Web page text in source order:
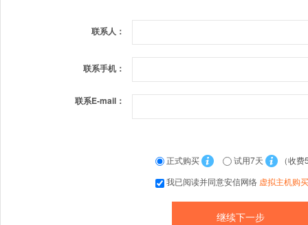
联系人：
联系手机：
联系E-mail：
正式购买 试用7天
（收费
我已阅读并同意安信网络 虚拟主机购